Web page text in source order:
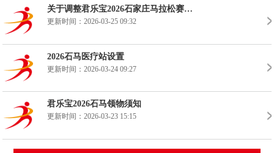
关于调整君乐宝2026石家庄马拉松赛竞赛规程的公告（调整发令时间）
更新时间：2026-03-25 09:32
2026石马医疗站设置
更新时间：2026-03-24 09:27
君乐宝2026石马领物须知
更新时间：2026-03-23 15:15